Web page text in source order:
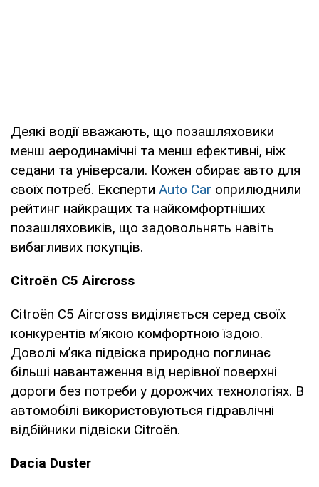
Деякі водії вважають, що позашляховики
менш аеродинамічні та менш ефективні, ніж
седани та універсали. Кожен обирає авто для
своїх потреб. Експерти Auto Car оприлюднили
рейтинг найкращих та найкомфортніших
позашляховиків, що задовольнять навіть
вибагливих покупців.
Citroën C5 Aircross
Citroën C5 Aircross виділяється серед своїх
конкурентів м’якою комфортною їздою.
Доволі м’яка підвіска природно поглинає
більші навантаження від нерівної поверхні
дороги без потреби у дорожчих технологіях. В
автомобілі використовуються гідравлічні
відбійники підвіски Citroën.
Dacia Duster